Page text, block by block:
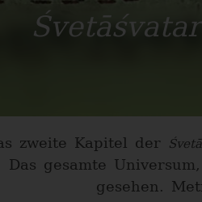
zweite Kapitel der
Das gesamte
gesehen.